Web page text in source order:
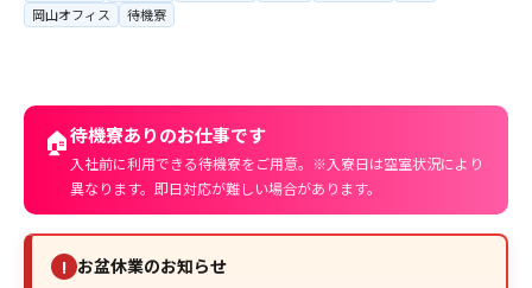
岡山オフィス
待機寮
🏠待機寮ありのお仕事です
入社前に利用できる待機寮をご用意。※入寮日は空室状況により
異なります。即日対応が難しい場合があります。
! お盆休業のお知らせ